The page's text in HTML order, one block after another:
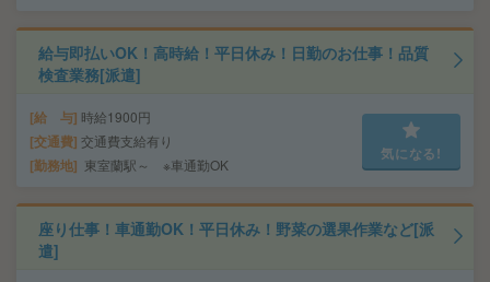
給与即払いOK！高時給！平日休み！日勤のお仕事！品質
検査業務[派遣]
給 与 時給1900円
交通費 交通費支給有り
勤務地 東室蘭駅～ ※車通勤OK
気になる!
座り仕事！車通勤OK！平日休み！野菜の選果作業など[派
遣]